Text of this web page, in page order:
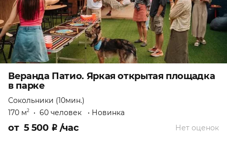
Веранда Патио. Яркая открытая площадка
в парке
Сокольники (10мин.)
170 м2 • 60 человек • Новинка
Нет оценок
от 5 500 ₽ /час